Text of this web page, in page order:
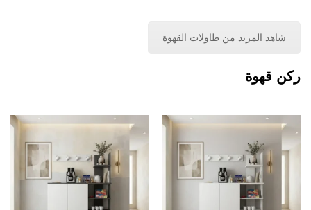
شاهد المزيد من طاولات القهوة
ركن قهوة